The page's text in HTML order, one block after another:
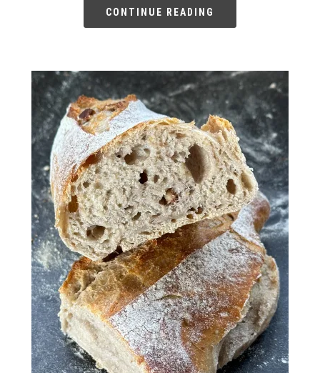
CONTINUE READING